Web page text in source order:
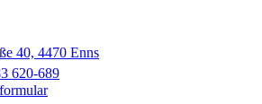
40, 4470 Enns
620-689